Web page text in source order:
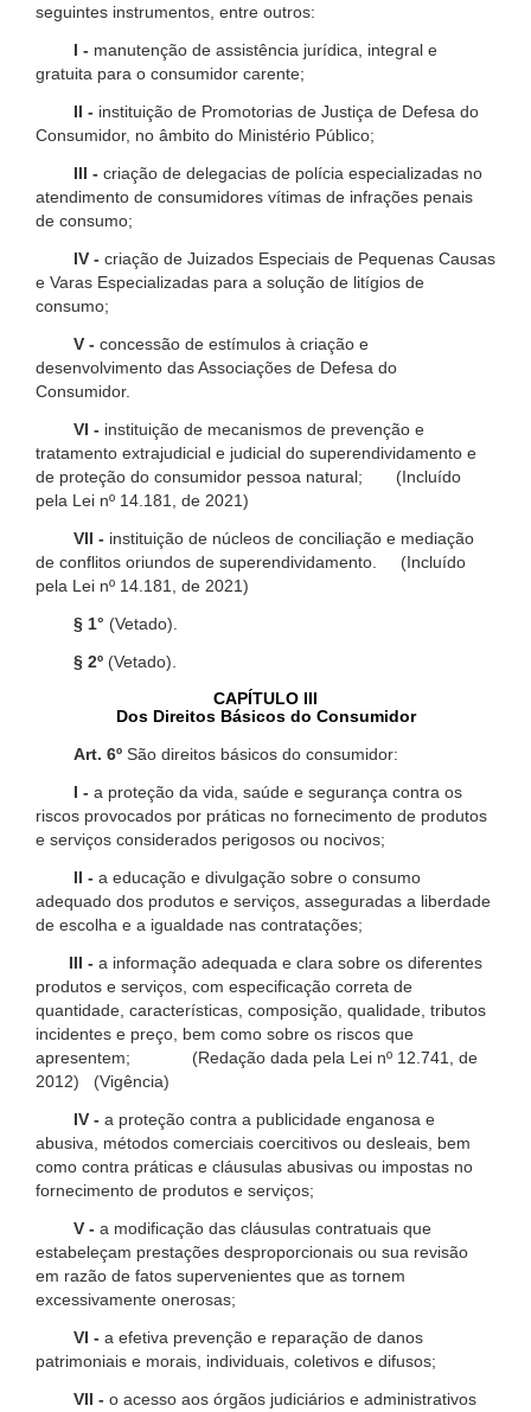
seguintes instrumentos, entre outros:
I - manutenção de assistência jurídica, integral e
gratuita para o consumidor carente;
II - instituição de Promotorias de Justiça de Defesa do
Consumidor, no âmbito do Ministério Público;
III - criação de delegacias de polícia especializadas no
atendimento de consumidores vítimas de infrações penais
de consumo;
IV - criação de Juizados Especiais de Pequenas Causas
e Varas Especializadas para a solução de litígios de
consumo;
V - concessão de estímulos à criação e
desenvolvimento das Associações de Defesa do
Consumidor.
VI - instituição de mecanismos de prevenção e
tratamento extrajudicial e judicial do superendividamento e
de proteção do consumidor pessoa natural; (Incluído
pela Lei nº 14.181, de 2021)
VII - instituição de núcleos de conciliação e mediação
de conflitos oriundos de superendividamento. (Incluído
pela Lei nº 14.181, de 2021)
§ 1° (Vetado).
§ 2º (Vetado).
CAPÍTULO III
Dos Direitos Básicos do Consumidor
Art. 6º São direitos básicos do consumidor:
I - a proteção da vida, saúde e segurança contra os
riscos provocados por práticas no fornecimento de produtos
e serviços considerados perigosos ou nocivos;
II - a educação e divulgação sobre o consumo
adequado dos produtos e serviços, asseguradas a liberdade
de escolha e a igualdade nas contratações;
III - a informação adequada e clara sobre os diferentes
produtos e serviços, com especificação correta de
quantidade, características, composição, qualidade, tributos
incidentes e preço, bem como sobre os riscos que
apresentem; (Redação dada pela Lei nº 12.741, de
2012) (Vigência)
IV - a proteção contra a publicidade enganosa e
abusiva, métodos comerciais coercitivos ou desleais, bem
como contra práticas e cláusulas abusivas ou impostas no
fornecimento de produtos e serviços;
V - a modificação das cláusulas contratuais que
estabeleçam prestações desproporcionais ou sua revisão
em razão de fatos supervenientes que as tornem
excessivamente onerosas;
VI - a efetiva prevenção e reparação de danos
patrimoniais e morais, individuais, coletivos e difusos;
VII - o acesso aos órgãos judiciários e administrativos